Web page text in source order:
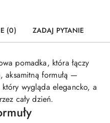
(0) ZADAJ PYTANIE
pomadka, która łączy
aksamitną formułą —
wygląda elegancko, a
cały dzień.